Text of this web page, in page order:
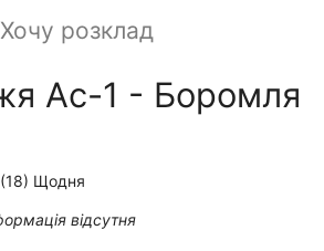
Хочу розклад
Ас-1 - Боромля
Щодня
відсутня